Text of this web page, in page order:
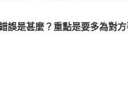
誤是甚麼？重點是要多為對方